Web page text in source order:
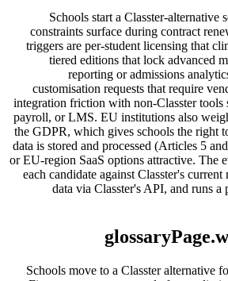
Schools start a Classter-alternative
constraints surface during contract
triggers are per-student licensing that
tiered editions that lock advanced
reporting or admissions
customisation requests that require
integration friction with non-Classter tools
payroll, or LMS. EU institutions also
the GDPR, which gives schools the right
data is stored and processed (Articles 5
or EU-region SaaS options attractive. The
each candidate against Classter's
data via Classter's API, and runs
Schools move to a Classter alternative